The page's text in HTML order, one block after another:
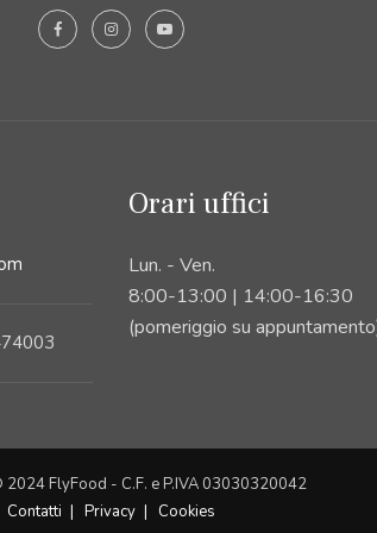
Orari uffici
Lun. - Ven.
8:00-13:00 | 14:00-16:30
(pomeriggio su
FlyFood - C.F. e P.IVA 03030320042
Contatti
Privacy Cookies